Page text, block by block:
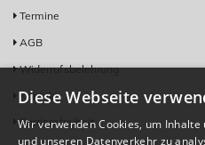
Termine
AGB
Widerrufsbelehrung
Kontakt
Barrierefreiheit
Diese Webseite
Wir verwenden Cookies, um
und unseren Datenverkehr zu